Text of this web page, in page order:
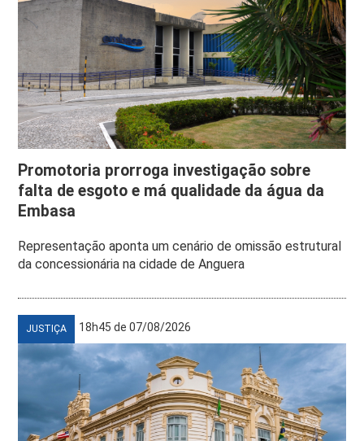
Promotoria prorroga investigação sobre
falta de esgoto e má qualidade da água da
Embasa
Representação aponta um cenário de omissão estrutural
da concessionária na cidade de Anguera
JUSTIÇA 18h45 de 07/08/2026